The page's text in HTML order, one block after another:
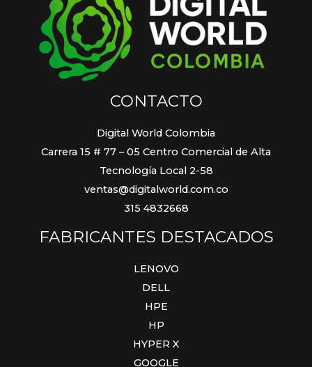
CONTACTO
Digital World Colombia
Carrera 15 # 77 – 05 Centro Comercial de Alta
Tecnología Local 2-58
ventas@digitalworld.com.co
315 4832668
FABRICANTES DESTACADOS
LENOVO
DELL
HPE
HP
HYPER X
GOOGLE